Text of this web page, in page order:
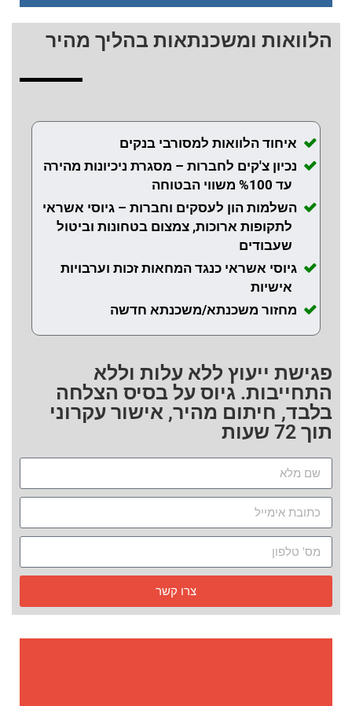
הלוואות ומשכנתאות בהליך מהיר
איחוד הלוואות למסורבי בנקים
נכיון צ'קים לחברות – מסגרת ניכיונות מהירה
עד %100 משווי הבטוחה
השלמות הון לעסקים וחברות – גיוסי אשראי
לתקופות ארוכות, צמצום בטחונות וביטול
שעבודים
גיוסי אשראי כנגד המחאות זכות וערבויות
אישיות
מחזור משכנתא/משכנתא חדשה
פגישת ייעוץ ללא עלות וללא
התחייבות. גיוס על בסיס הצלחה
בלבד, חיתום מהיר, אישור עקרוני
תוך 72 שעות
צרו קשר